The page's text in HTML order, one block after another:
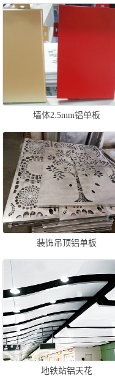
墙体2.5mm铝单板
装饰吊顶铝单板
地铁站铝天花